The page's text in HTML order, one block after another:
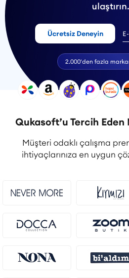
ulaştırın.
Ücretsiz Deneyin
2.000'den fazla
Qukasoft’u Tercih
Müşteri odaklı çalışma
ihtiyaçlarınıza en uygun